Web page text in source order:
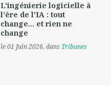
L'ingénierie logicielle à
l'ère de l'IA : tout
change... et rien ne
change
le 01 Juin 2026, dans Tribunes